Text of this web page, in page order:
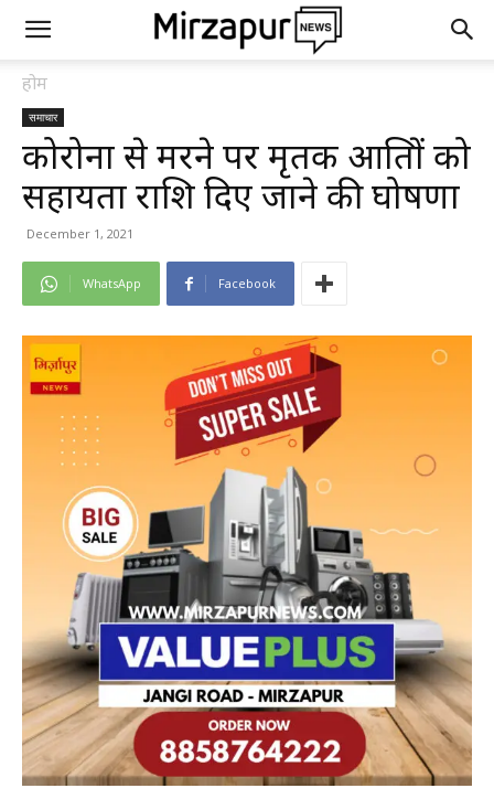
होम
समाचार
कोरोना से मरने पर मृतक आश्रितों को
सहायता राशि दिए जाने की घोषणा
December 1, 2021
WhatsApp Facebook